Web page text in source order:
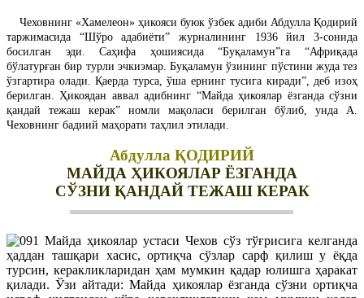
Чеховнинг «Хамелеон» ҳикояси буюк ўзбек адиби Абдулла Қодирий
таржимасида “Шўро адабиёти” журналининг 1936 йил 3-сонида
босилган эди. Саҳифа ҳошиясида “Буқаламун”га “Африқада
бўлатурған бир турли эчкиэмар. Буқаламун ўзининг пўстини жуда тез
ўзгартира олади. Қаерда турса, ўша ернинг тусига киради”, деб изоҳ
берилган. Ҳикоядан аввал адибнинг “Майда ҳикоялар ёзганда сўзни
қандай тежаш керак” номли мақоласи берилган бўлиб, унда А.
Чеховнинг бадиий маҳорати таҳлил этилади.
Абдулла ҚОДИРИЙ
МАЙДА ҲИКОЯЛАР ЁЗГАНДА
СЎЗНИ ҚАНДАЙ ТЕЖАШ КЕРАК
Майда ҳикоялар устаси Чехов сўз тўғрисига келганда
ҳаддан ташқари хасис, ортиқча сўзлар сарф қилиш у ёқда
турсин, керакликларидан ҳам мумкин қадар юлишга ҳаракат
қилади. Ўзи айтади: Майда ҳикоялар ёзганда сўзни ортиқча